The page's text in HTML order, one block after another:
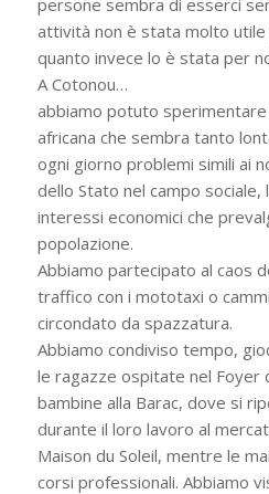
attività non è stata molto utile
quanto invece lo è stata per
A Cotonou…
abbiamo potuto sperimentare
africana che sembra tanto
ogni giorno problemi simili ai
dello Stato nel campo sociale,
interessi economici che
popolazione.
Abbiamo partecipato al caos
traffico con i mototaxi o
circondato da spazzatura.
Abbiamo condiviso tempo,
le ragazze ospitate nel Foyer
bambine alla Barac, dove si
durante il loro lavoro al
Maison du Soleil, mentre le
corsi professionali. Abbiamo